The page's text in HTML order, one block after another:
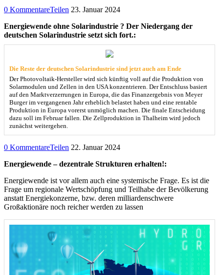
0 KommentareTeilen 23. Januar 2024
Energiewende ohne Solarindustrie ? Der Niedergang der
deutschen Solarindustrie setzt sich fort.:
Die Reste der deutschen Solarindustrie sind jetzt auch am Ende
Der Photovoltaik-Hersteller wird sich künftig voll auf die Produktion von
Solarmodulen und Zellen in den USA konzentrieren. Der Entschluss basiert
auf den Marktverzerrungen in Europa, die das Finanzergebnis von Meyer
Burger im vergangenen Jahr erheblich belastet haben und eine rentable
Produktion in Europa vorerst unmöglich machen. Die finale Entscheidung
dazu soll im Februar fallen. Die Zellproduktion in Thalheim wird jedoch
zunächst weitergehen.
0 KommentareTeilen 22. Januar 2024
Energiewende – dezentrale Strukturen erhalten!:
Energiewende ist vor allem auch eine systemische Frage. Es ist die
Frage um regionale Wertschöpfung und Teilhabe der Bevölkerung
anstatt Energiekonzerne, bzw. deren milliardenschwere
Großaktionäre noch reicher werden zu lassen